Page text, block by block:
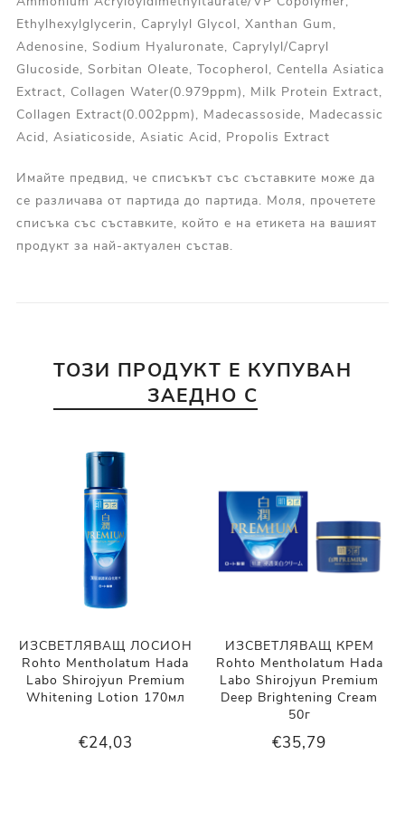
Ethylhexylglycerin, Caprylyl Glycol, Xanthan Gum,
Adenosine, Sodium Hyaluronate, Caprylyl/Capryl
Glucoside, Sorbitan Oleate, Tocopherol, Centella Asiatica
Extract, Collagen Water(0.979ppm), Milk Protein Extract,
Collagen Extract(0.002ppm), Madecassoside, Madecassic
Acid, Asiaticoside, Asiatic Acid, Propolis Extract
Имайте предвид, че списъкът със съставките може да
се различава от партида до партида. Моля, прочетете
списъка със съставките, който е на етикета на вашият
продукт за най-актуален състав.
ТОЗИ ПРОДУКТ Е КУПУВАН
ЗАЕДНО С
ИЗСВЕТЛЯВАЩ ЛОСИОН
Rohto Mentholatum Hada
Labo Shirojyun Premium
Whitening Lotion 170мл
€24,03
ИЗСВЕТЛЯВАЩ КРЕМ
Rohto Mentholatum Hada
Labo Shirojyun Premium
Deep Brightening Cream
50г
€35,79